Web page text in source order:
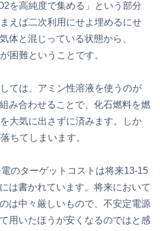
を高純度で集める」という部分
えば二次利用にせよ埋めるにせ
体と混じっている状態から、
困難ということです。
ては、アミン性溶液を使うのが
み合わせることで、化石燃料を燃
大気に出さずに済みます。しか
ちてしまいます。
のターゲットコストは将来13-15
は書かれています。将来において
は中々厳しいもので、不安定電源
用いたほうが安くなるのではと感